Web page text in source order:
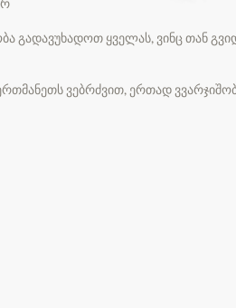
გადავუხადოთ ყველას, ვინც თან
ვებრძვით, ერთად